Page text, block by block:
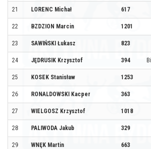
21 LORENC Michał 617
22 BZDZION Marcin 1201
23 SAWIŃSKI Łukasz 823
24 JĘDRUSIK Krzysztof 394
25 KOSEK Stanisław 1253
26 RONALDOWSKI Kacper 363
27 WIELGOSZ Krzysztof 1018
28 PALIWODA Jakub 329
29 WNĘK Martin 663